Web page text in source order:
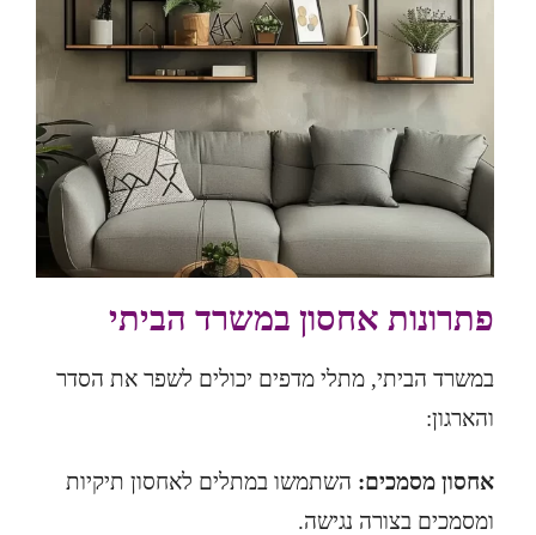
פתרונות אחסון במשרד הביתי
במשרד הביתי, מתלי מדפים יכולים לשפר את הסדר
והארגון:
אחסון מסמכים: השתמשו במתלים לאחסון תיקיות
ומסמכים בצורה נגישה.